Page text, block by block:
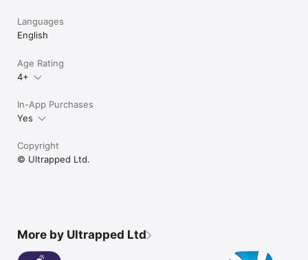
Languages
English
Age Rating
4+
In-App Purchases
Yes
Copyright
© Ultrapped Ltd.
More by Ultrapped Ltd